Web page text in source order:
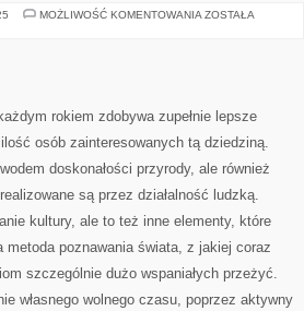
MOŻLIWOŚĆ KOMENTOWANIA KOMFORTOWY
ZOSTAŁA
rokiem zdobywa zupełnie lepsze
osób zainteresowanych tą dziedziną.
doskonałości przyrody, ale również
są przez działalność ludzką.
kultury, ale to też inne elementy, które
poznawania świata, z jakiej coraz
szczególnie dużo wspaniałych przeżyć.
własnego wolnego czasu, poprzez aktywny